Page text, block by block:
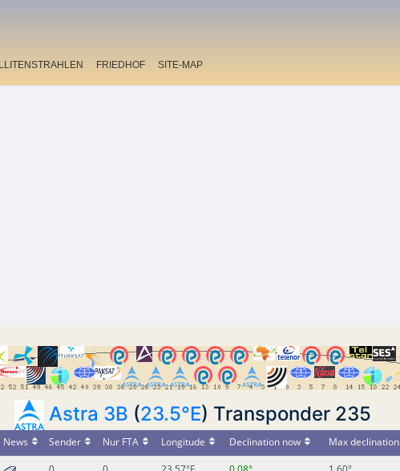
FRIEDHOF SITE-MAP
Astra 3B (23.5°E) Transponder 235
News Sender Nur FTA Longitude Declination now Max declination